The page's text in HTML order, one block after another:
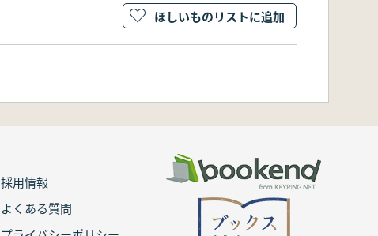
ほしいものリストに追加
採用情報
よくある質問